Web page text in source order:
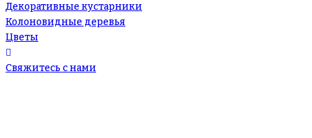
Декоративные кустарники
Колоновидные деревья
Цветы
Свяжитесь с нами